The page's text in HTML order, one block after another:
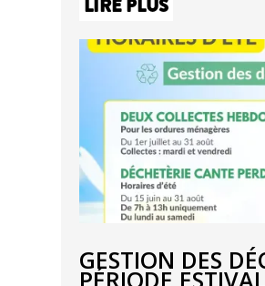
LIRE PLUS
GESTION DES
PÉRIODE